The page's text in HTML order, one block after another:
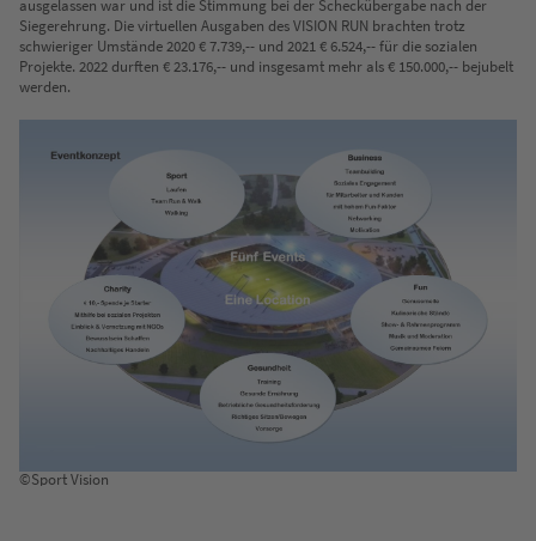
ausgelassen war und ist die Stimmung bei der Scheckübergabe nach der
Siegerehrung. Die virtuellen Ausgaben des VISION RUN brachten trotz
schwieriger Umstände 2020 € 7.739,-- und 2021 € 6.524,-- für die sozialen
Projekte. 2022 durften € 23.176,-- und insgesamt mehr als € 150.000,-- bejubelt
werden.
©Sport Vision